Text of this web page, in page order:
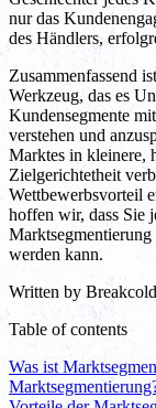
nur das
des Händlers,
Zusammenfassend
Werkzeug, das es
Kundensegmente
verstehen und
Marktes in kleinere,
Zielgerichtetheit
Wettbewerbsvorteil
hoffen wir, dass Sie
werden kann.
Written by Breakcold
Table of contents
Was ist